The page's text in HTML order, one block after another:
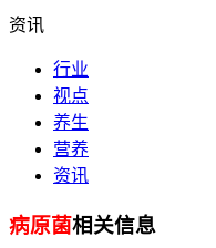
资讯
行业
视点
养生
营养
资讯
病原菌相关信息